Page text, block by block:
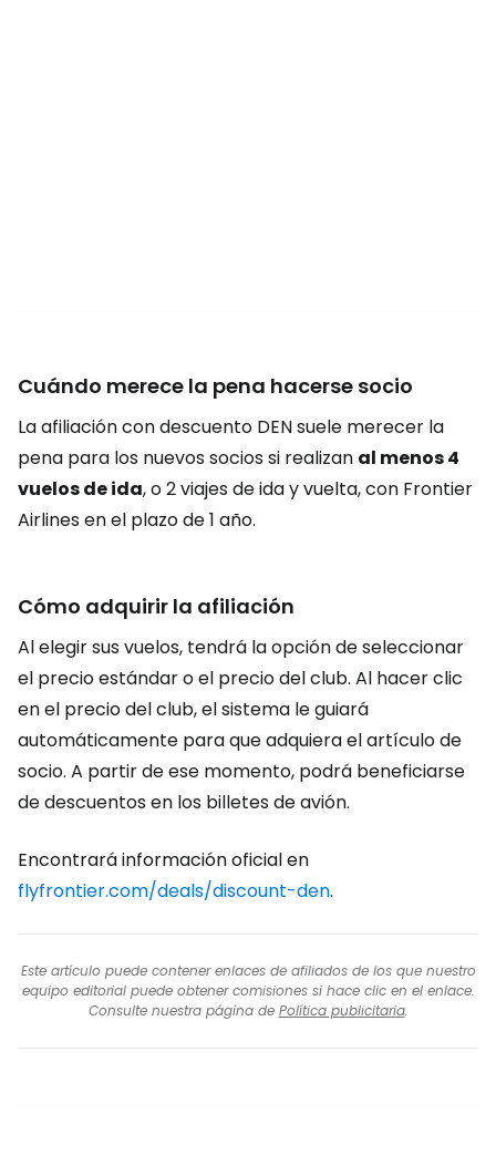
Cuándo merece la pena hacerse socio
La afiliación con descuento DEN suele merecer la
pena para los nuevos socios si realizan al menos 4
vuelos de ida, o 2 viajes de ida y vuelta, con Frontier
Airlines en el plazo de 1 año.
Cómo adquirir la afiliación
Al elegir sus vuelos, tendrá la opción de seleccionar
el precio estándar o el precio del club. Al hacer clic
en el precio del club, el sistema le guiará
automáticamente para que adquiera el artículo de
socio. A partir de ese momento, podrá beneficiarse
de descuentos en los billetes de avión.
Encontrará información oficial en
flyfrontier.com/deals/discount-den.
Este artículo puede contener enlaces de afiliados de los que nuestro
equipo editorial puede obtener comisiones si hace clic en el enlace.
Consulte nuestra página de Política publicitaria.